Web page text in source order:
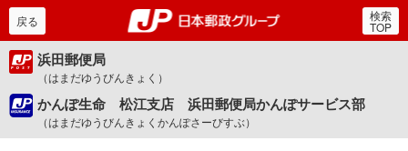
郵便局・日本郵政グルー
戻る 検索
TOP
浜田郵便局
（はまだゆうびんきょく）
かんぽ生命 松江支店 浜田郵便局かんぽサービス部
（はまだゆうびんきょくかんぽさーびすぶ）